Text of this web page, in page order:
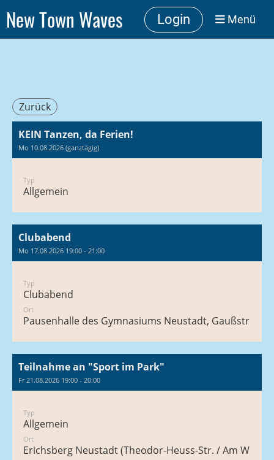
New Town Waves Login Menü
Zurück
KEIN Tanzen, da Ferien!
Mo 10.08.2026 (ganztägig)
Typ
Allgemein
Clubabend
Mo 17.08.2026 19:00 - 21:00
Typ
Clubabend
Ort
Pausenhalle des Gymnasiums Neustadt, Gaußstraße
Teilnahme an "Sport im Park"
Fr 21.08.2026 19:00 - 20:00
Typ
Allgemein
Ort
Erichsberg Neustadt (Theodor-Heuss-Str. / Am Walle)